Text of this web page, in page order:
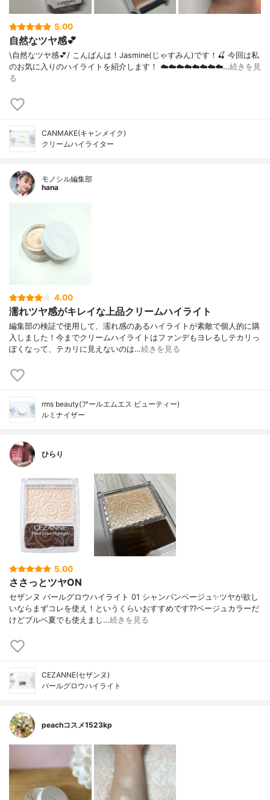
5.00
自然なツヤ感💕
\自然なツヤ感💕/ こんばんは！Jasmine(じゃすみん)です！🍒 今回は私
のお気に入りのハイライトを紹介します！ ☁️☁️☁️☁️☁️☁️☁️☁️…続きを見
る
CANMAKE(キャンメイク)
クリームハイライター
モノシル編集部
hana
4.00
濡れツヤ感がキレイな上品クリームハイライト
編集部の検証で使用して、濡れ感のあるハイライトが素敵で個人的に購
入しました！今までクリームハイライトはファンデもヨレるしテカリっ
ぽくなって、テカリに見えないのは…続きを見る
rms beauty(アールエムエス ビューティー)
ルミナイザー
ひらり
5.00
ささっとツヤON
セザンヌ パールグロウハイライト 01 シャンパンベージュ✨ツヤが欲し
いならまずコレを使え！というくらいおすすめです??ベージュカラーだ
けどブルベ夏でも使えまし…続きを見る
CEZANNE(セザンヌ)
パールグロウハイライト
peachコスメ1523kp